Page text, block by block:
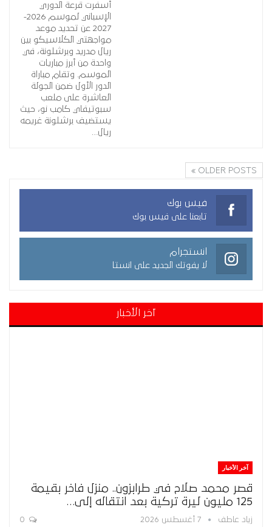
أسفرت قرعة الدوري
الإسباني لموسم 2026-
2027 عن تحديد موعد
مواجهتي الكلاسيكو بين
ريال مدريد وبرشلونة، في
واحدة من أبرز مباريات
الموسم. وتقام مباراة
الدور الأول ضمن الجولة
العاشرة على ملعب
سبوتيفاي كامب نو، حيث
يستضيف برشلونة غريمه
ريال…
OLDER POSTS
فيس بوك
تابعنا على فيس بوك
انستجرام
لا يفوتك الجديد على انستا
آخر الأخبار
آخر الأخبار
قصر محمد صلاح في طرابزون.. منزل فاخر بقيمة
125 مليون ليرة تركية بعد انتقاله إلى…
زياد عاطف 7 أغسطس 2026